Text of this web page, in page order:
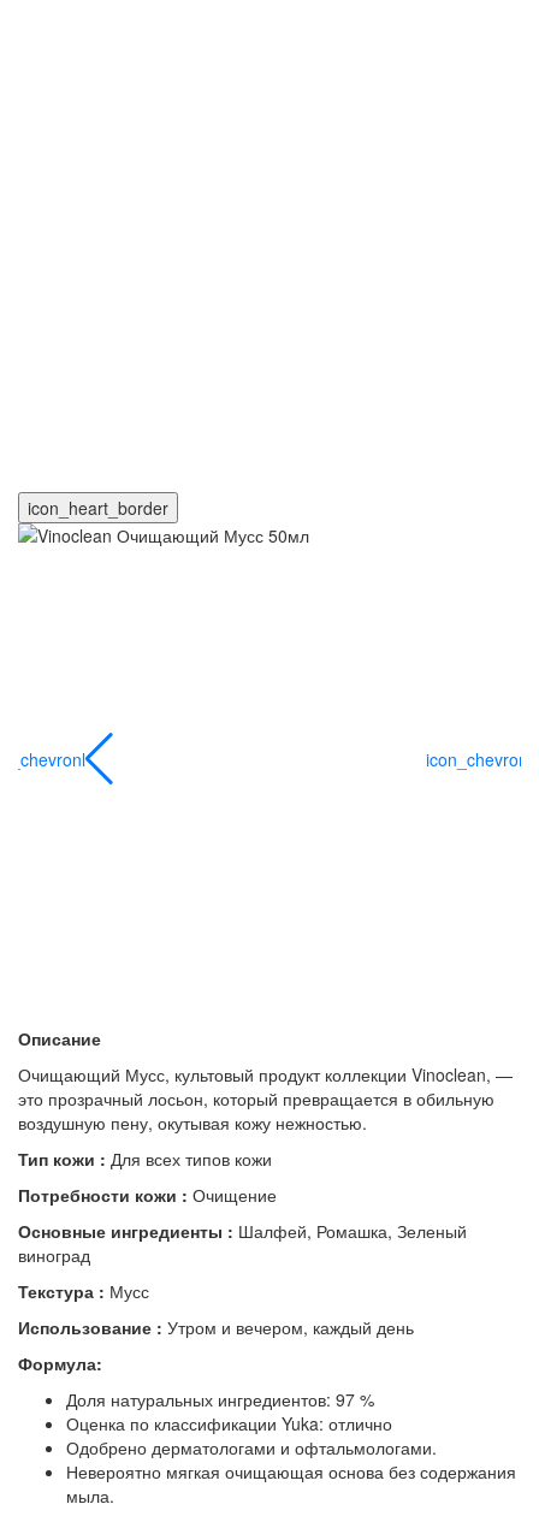
icon_heart_border
icon_chevronl
Описание
Очищающий Мусс, культовый продукт коллекции Vinoclean, —
это прозрачный лосьон, который превращается в обильную
воздушную пену, окутывая кожу нежностью.
Тип кожи : Для всех типов кожи
Потребности кожи : Очищение
Основные ингредиенты : Шалфей, Ромашка, Зеленый
виноград
Текстура : Мусс
Использование : Утром и вечером, каждый день
Формула:
Доля натуральных ингредиентов: 97 %
Оценка по классификации Yuka: отлично
Одобрено дерматологами и офтальмологами.
Невероятно мягкая очищающая основа без содержания
мыла.